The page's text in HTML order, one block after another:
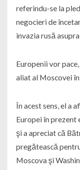
referindu-se la
negocieri de
invazia rusă
Europenii vor
aliat al Moscovei
În acest sens, el a
Europei în prezent
şi a apreciat că
pregătească
Moscova şi